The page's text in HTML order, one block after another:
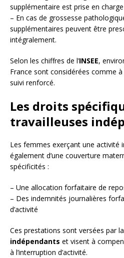
supplémentaire est prise en
– En cas de grossesse
supplémentaires peuvent être
intégralement.
Selon les chiffres de l’INSEE,
France sont considérées comme
suivi renforcé.
Les droits
travailleuses
Les femmes exerçant une activité
également d’une couverture
spécificités :
– Une allocation forfaitaire de
– Des indemnités journalières
d’activité
Ces prestations sont versées par la
indépendants et visent à
à l’interruption d’activité.